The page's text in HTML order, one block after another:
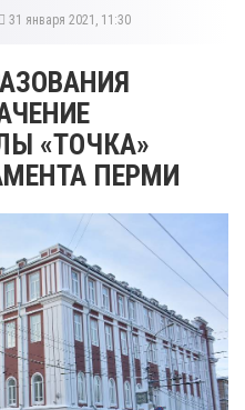
31 января 2021, 11:30
«ТОЧКА»
ПЕРМИ